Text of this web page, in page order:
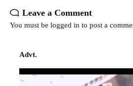
Leave a Comment
You must be logged in to post a
Advt.
Video